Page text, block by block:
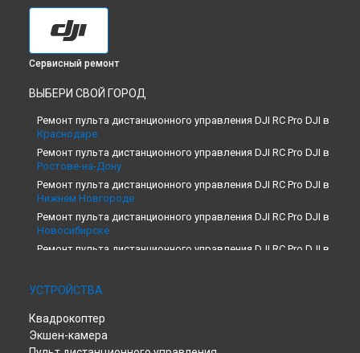
Сервисный ремонт
ВЫБЕРИ СВОЙ ГОРОД
Ремонт пульта дистанционного управления DJI RC Pro DJI в
Краснодаре
Ремонт пульта дистанционного управления DJI RC Pro DJI в
Ростове-на-Дону
Ремонт пульта дистанционного управления DJI RC Pro DJI в
Нижнем Новгороде
Ремонт пульта дистанционного управления DJI RC Pro DJI в
Новосибирске
Ремонт пульта дистанционного управления DJI RC Pro DJI в
Ремонт пульта дистанционного управления DJI RC Pro DJI в
Екатеринбурге
Ремонт пульта дистанционного управления DJI RC Pro DJI в
Казани
Ремонт пульта дистанционного управления DJI RC Pro DJI в
УСТРОЙСТВА
Квадрокоптер
Экшен-камера